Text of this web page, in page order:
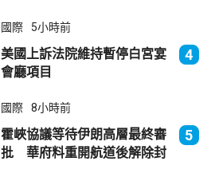
國際 5小時前
美國上訴法院維持暫停白宮宴
會廳項目
4
國際 8小時前
霍峽協議等待伊朗高層最終審
批 華府料重開航道後解除封
5